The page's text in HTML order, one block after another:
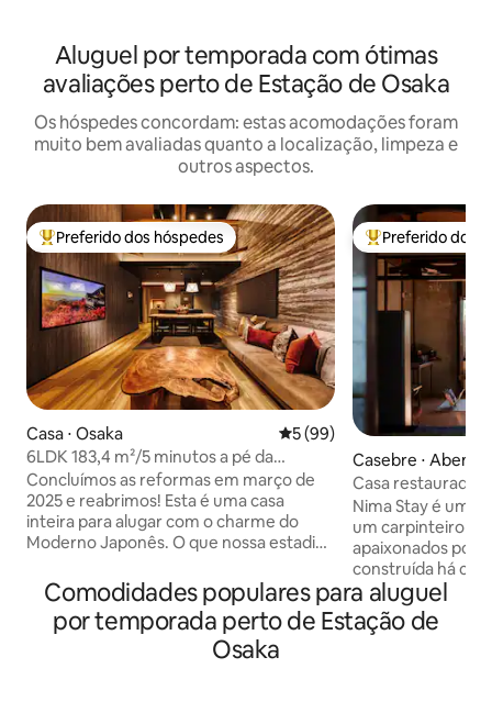
Aluguel por temporada com ótimas
avaliações perto de Estação de Osaka
Os hóspedes concordam: estas acomodações foram
muito bem avaliadas quanto a localização, limpeza e
outros aspectos.
Entre os melhores preferidos dos hóspedes
Preferido dos hóspedes
Casa ⋅ Osaka 5 de uma avaliação média
5 (99)
6LDK 183,4 m²/5 minutos a pé da
estação mais próxima/15 minutos de
trem para o USJ/"En"
Concluímos as reformas em março de
2025 e reabrimos! Esta é uma casa
inteira para alugar com o charme do
Moderno Japonês. O que nossa estadia
mais próxima. Pode ser alcançado em
cerca de 15-30 minutos para os principais
destinos turísticos, e é recomendado
como base para passeios turísticos. Há
Entre os
Preferido dos
Casebre ⋅ Abeno
Casa restaurada
designer amante
Nima Stay é uma
um carpinteiro e
apaixonados por
construída há
projetada para
materiais do edifício. A
portas originais
Comodidades populares para aluguel
por temporada perto de Estação de
Osaka